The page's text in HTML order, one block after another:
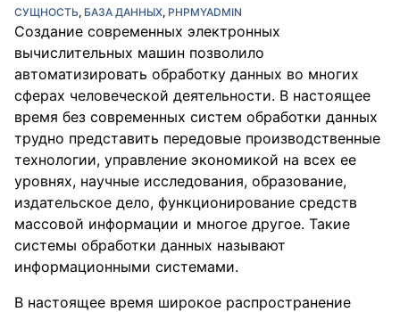
СУЩНОСТЬ, БАЗА ДАННЫХ, PHPMYADMIN
Создание современных электронных
вычислительных машин позволило
автоматизировать обработку данных во многих
сферах человеческой деятельности. В настоящее
время без современных систем обработки данных
трудно представить передовые производственные
технологии, управление экономикой на всех ее
уровнях, научные исследования, образование,
издательское дело, функционирование средств
массовой информации и многое другое. Такие
системы обработки данных называют
информационными системами.
В настоящее время широкое распространение